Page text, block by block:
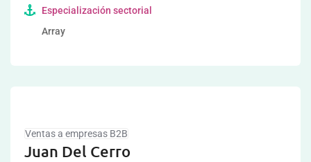
Especialización sectorial
Array
Ventas a empresas B2B
Juan Del Cerro